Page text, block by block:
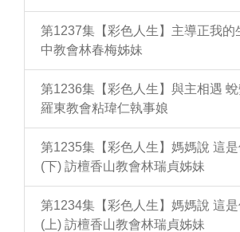
第1237集【彩色人生】主導正我的
中教會林春梅姊妹
第1236集【彩色人生】與主相遇
羅東教會粘瑋仁執事娘
第1235集【彩色人生】媽媽說 這
(下) 訪檀香山教會林瑞貞姊妹
第1234集【彩色人生】媽媽說 這
(上) 訪檀香山教會林瑞貞姊妹